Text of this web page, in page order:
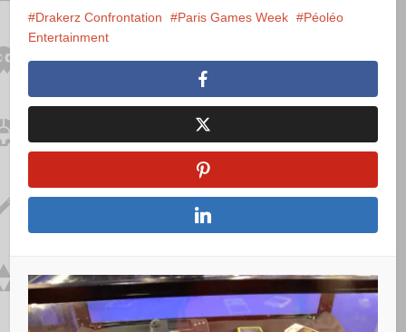
Drakerz Confrontation Paris Games Week
Péoléo
Entertainment